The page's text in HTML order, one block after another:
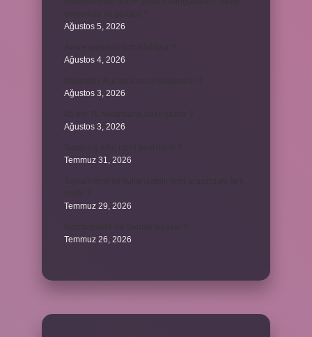
Ağustos 5, 2026
Ağustos 4, 2026
Ağustos 3, 2026
Ağustos 3, 2026
Temmuz 31, 2026
Temmuz 29, 2026
Temmuz 26, 2026